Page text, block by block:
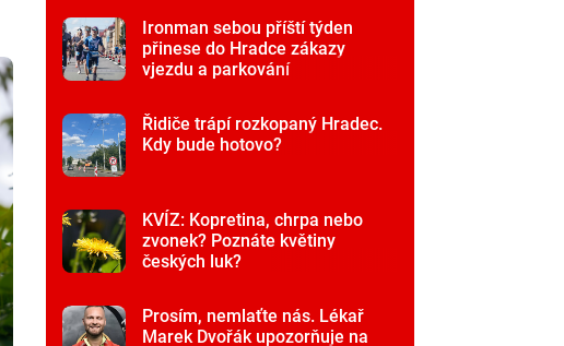
Ironman sebou příští týden
přinese do Hradce zákazy
vjezdu a parkování
Řidiče trápí rozkopaný Hradec.
Kdy bude hotovo?
KVÍZ: Kopretina, chrpa nebo
zvonek? Poznáte květiny
českých luk?
Prosím, nemlaťte nás. Lékař
Marek Dvořák upozorňuje na